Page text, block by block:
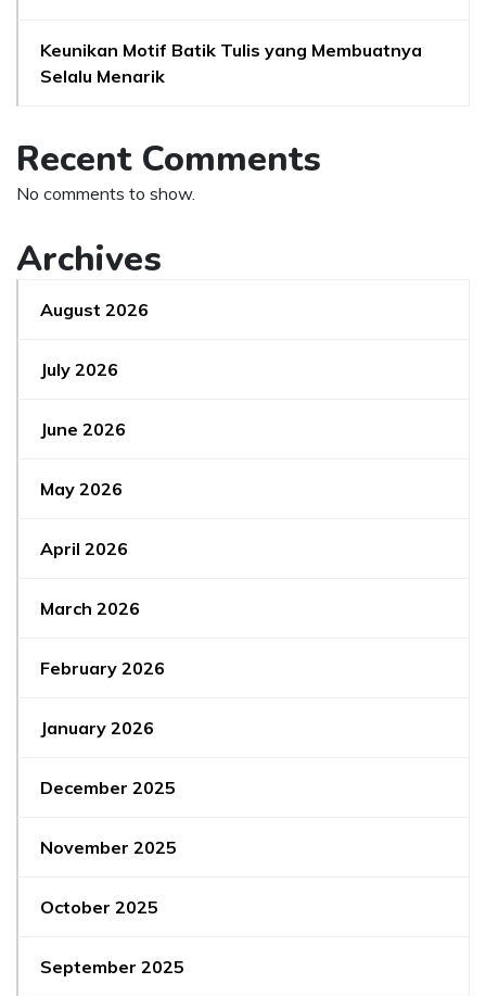
Keunikan Motif Batik Tulis yang Membuatnya
Selalu Menarik
Recent Comments
No comments to show.
Archives
August 2026
July 2026
June 2026
May 2026
April 2026
March 2026
February 2026
January 2026
December 2025
November 2025
October 2025
September 2025